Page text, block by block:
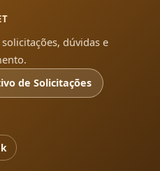
dúvidas e
de Solicitações